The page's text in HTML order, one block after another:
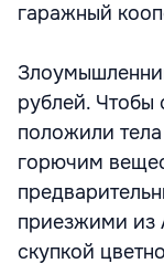
гаражный
рублей. Чтобы
положили
горючим
приезжими из
скупкой